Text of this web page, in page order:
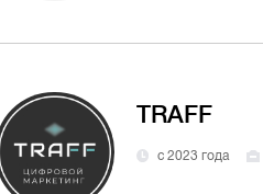
TRAFF
с 2023 года